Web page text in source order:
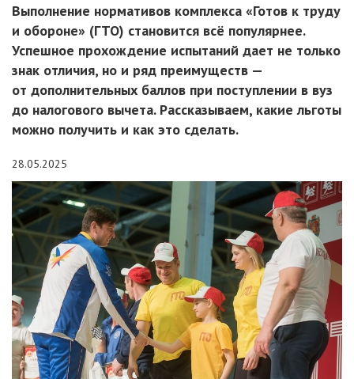
Выполнение нормативов комплекса «Готов к труду
и обороне» (ГТО) становится всё популярнее.
Успешное прохождение испытаний дает не только
знак отличия, но и ряд преимуществ —
от дополнительных баллов при поступлении в вуз
до налогового вычета. Рассказываем, какие льготы
можно получить и как это сделать.
28.05.2025